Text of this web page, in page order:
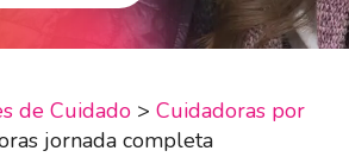
de Cuidado > Cuidadoras por
jornada completa